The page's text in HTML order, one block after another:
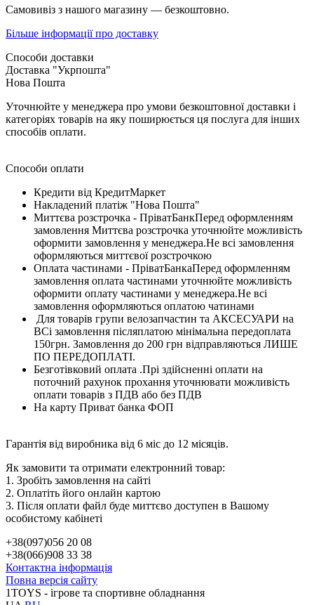
Самовивіз з нашого магазину — безкоштовно.
Більше інформації про доставку
Способи доставки
Доставка "Укрпошта"
Нова Пошта
Уточнюйте у менеджера про умови безкоштовної доставки і
категоріях товарів на яку поширюється ця послуга для інших
способів оплати.
Способи оплати
Кредити від КредитМаркет
Накладений платіж "Нова Пошта"
Миттєва розстрочка - ПріватБанкПеред оформленням
замовлення Миттєва розстрочка уточнюйте можливість
оформити замовлення у менеджера.Не всі замовлення
оформляються миттєвої розстрочкою
Оплата частинами - ПріватБанкаПеред оформленням
замовлення оплата частинами уточнюйте можливість
оформити оплату частинами у менеджера.Не всі
замовлення оформляються оплатою чатинами
Для товарів групи велозапчастин та АКСЕСУАРИ на
ВСі замовлення післяплатою мінімальна передоплата
150грн. Замовлення до 200 грн відправляються ЛИШЕ
ПО ПЕРЕДОПЛАТІ.
Безготівковий оплата .Прі здійсненні оплати на
поточний рахунок прохання уточнювати можливість
оплати товарів з ПДВ або без ПДВ
На карту Приват банка ФОП
Гарантія від виробника від 6 міс до 12 місяців.
Як замовити та отримати електронний товар:
1. Зробіть замовлення на сайті
2. Оплатіть його онлайн картою
3. Після оплати файл буде миттєво доступен в Вашому
особистому кабінеті
+38(097)056 20 08
+38(066)908 33 38
Контактна інформація
Повна версія сайту
1TOYS - ігрове та спортивне обладнання